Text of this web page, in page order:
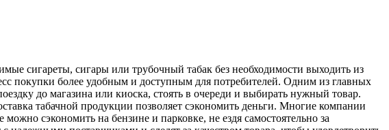
сигареты, сигары или трубочный табак без необходимости выходить из
покупки более удобным и доступным для потребителей. Одним из главных
до магазина или киоска, стоять в очереди и выбирать нужный товар.
табачной продукции позволяет сэкономить деньги. Многие компании
сэкономить на бензине и парковке, не ездя самостоятельно за